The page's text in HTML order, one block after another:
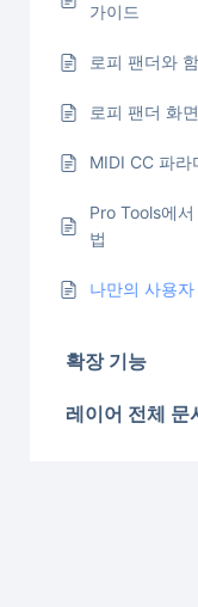
가이드
로피 팬더와
로피 팬더 화
MIDI CC 파라
Pro Tools에
법
나만의 사용
확장 기능
레이어 전체 문